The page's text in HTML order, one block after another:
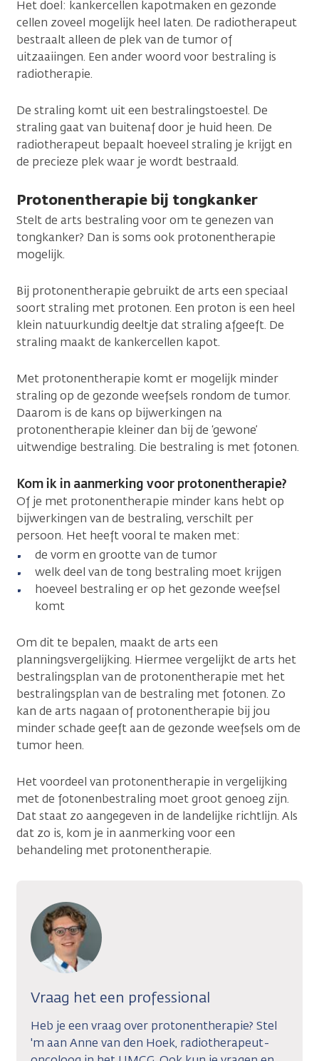
Het doel: kankercellen kapotmaken en gezonde
cellen zoveel mogelijk heel laten. De radiotherapeut
bestraalt alleen de plek van de tumor of
uitzaaiingen. Een ander woord voor bestraling is
radiotherapie.
De straling komt uit een bestralingstoestel. De
straling gaat van buitenaf door je huid heen. De
radiotherapeut bepaalt hoeveel straling je krijgt en
de precieze plek waar je wordt bestraald.
Protonentherapie bij tongkanker
Stelt de arts bestraling voor om te genezen van
tongkanker? Dan is soms ook protonentherapie
mogelijk.
Bij protonentherapie gebruikt de arts een speciaal
soort straling met protonen. Een proton is een heel
klein natuurkundig deeltje dat straling afgeeft. De
straling maakt de kankercellen kapot.
Met protonentherapie komt er mogelijk minder
straling op de gezonde weefsels rondom de tumor.
Daarom is de kans op bijwerkingen na
protonentherapie kleiner dan bij de ‘gewone’
uitwendige bestraling. Die bestraling is met fotonen.
Kom ik in aanmerking voor protonentherapie?
Of je met protonentherapie minder kans hebt op
bijwerkingen van de bestraling, verschilt per
persoon. Het heeft vooral te maken met:
de vorm en grootte van de tumor
welk deel van de tong bestraling moet krijgen
hoeveel bestraling er op het gezonde weefsel
komt
Om dit te bepalen, maakt de arts een
planningsvergelijking. Hiermee vergelijkt de arts het
bestralingsplan van de protonentherapie met het
bestralingsplan van de bestraling met fotonen. Zo
kan de arts nagaan of protonentherapie bij jou
minder schade geeft aan de gezonde weefsels om de
tumor heen.
Het voordeel van protonentherapie in vergelijking
met de fotonenbestraling moet groot genoeg zijn.
Dat staat zo aangegeven in de landelijke richtlijn. Als
dat zo is, kom je in aanmerking voor een
behandeling met protonentherapie.
Vraag het een professional
Heb je een vraag over protonentherapie? Stel
'm aan Anne van den Hoek, radiotherapeut-